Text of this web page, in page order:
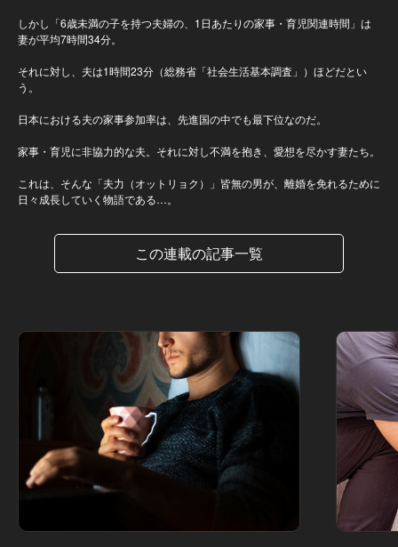
しかし「6歳未満の子を持つ夫婦の、1日あたりの家事・育児関連時間」は
妻が平均7時間34分。
それに対し、夫は1時間23分（総務省「社会生活基本調査」）ほどだとい
う。
日本における夫の家事参加率は、先進国の中でも最下位なのだ。
家事・育児に非協力的な夫。それに対し不満を抱き、愛想を尽かす妻たち。
これは、そんな「夫力（オットリョク）」皆無の男が、離婚を免れるために
日々成長していく物語である…。
この連載の記事一覧